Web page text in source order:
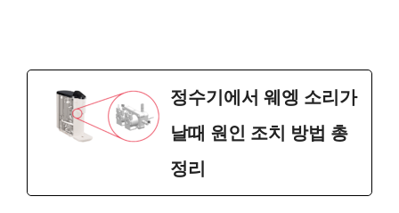
정수기에서 웨엥 소리가
날때 원인 조치 방법 총
정리